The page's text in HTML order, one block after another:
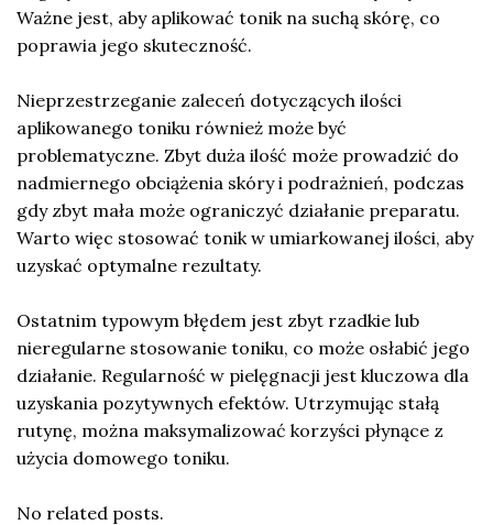
Ważne jest, aby aplikować tonik na suchą skórę, co
poprawia jego skuteczność.
Nieprzestrzeganie zaleceń dotyczących ilości
aplikowanego toniku również może być
problematyczne. Zbyt duża ilość może prowadzić do
nadmiernego obciążenia skóry i podrażnień, podczas
gdy zbyt mała może ograniczyć działanie preparatu.
Warto więc stosować tonik w umiarkowanej ilości, aby
uzyskać optymalne rezultaty.
Ostatnim typowym błędem jest zbyt rzadkie lub
nieregularne stosowanie toniku, co może osłabić jego
działanie. Regularność w pielęgnacji jest kluczowa dla
uzyskania pozytywnych efektów. Utrzymując stałą
rutynę, można maksymalizować korzyści płynące z
użycia domowego toniku.
No related posts.